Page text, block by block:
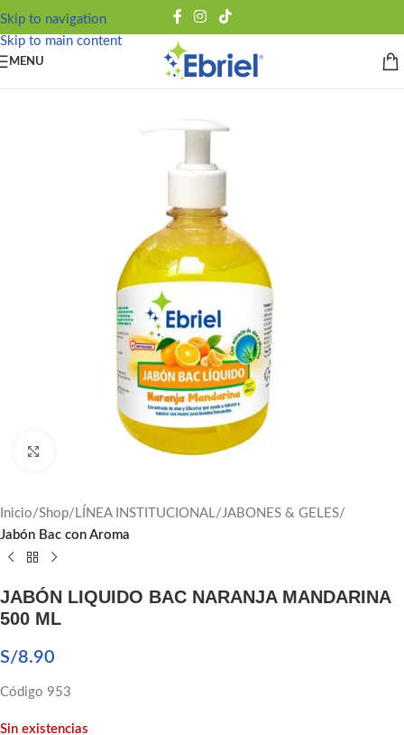
Skip to navigation
Skip to main content
MENU
Inicio Shop LÍNEA INSTITUCIONAL JABONES & GELES
Jabón Bac con Aroma
JABÓN LIQUIDO BAC NARANJA MANDARINA
500 ML
S/8.90
Código 953
Sin existencias